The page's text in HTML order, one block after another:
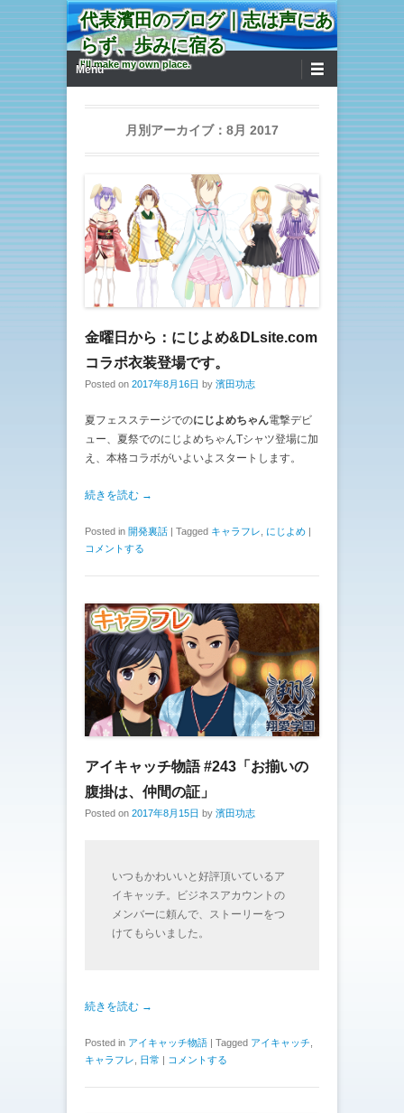
代表濱田のブログ｜志は声にあ
らず、歩みに宿る
I'll make my own place.
第1メニュー
コンテンツへ移動
Menu
月別アーカイブ： 8月 2017
金曜日から：にじよめ&DLsite.com
コラボ衣装登場です。
Posted on 2017年8月16日 by 濱田功志
夏フェスステージでのにじよめちゃん電撃デビ
ュー、夏祭でのにじよめちゃんTシャツ登場に加
え、本格コラボがいよいよスタートします。
続きを読む →
Posted in 開発裏話 | Tagged キャラフレ にじよめ |
コメントする
アイキャッチ物語 #243「お揃いの
腹掛は、仲間の証」
Posted on 2017年8月15日 by 濱田功志
いつもかわいいと好評頂いているア
イキャッチ。ビジネスアカウントの
メンバーに頼んで、ストーリーをつ
けてもらいました。
続きを読む →
Posted in アイキャッチ物語 Tagged アイキャッチ
キャラフレ
日常 コメントする